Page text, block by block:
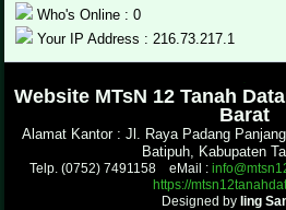
Who's Online : 0
Your IP Address : 216.73.217.1
Website MTsN 12 Tanah
Barat
Alamat Kantor : Jl. Raya Padang
Batipuh, Kabupaten
Telp. (0752) 7491158 eMail :
https://
Designed by Iing